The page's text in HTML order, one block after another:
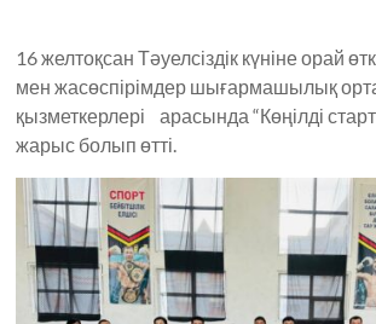
16 желтоқсан Тәуелсіздік күніне орай
мен жасөспірімдер шығармашылық
қызметкерлері арасында “Көңілді
жарыс болып өтті.